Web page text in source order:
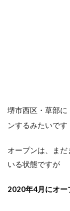
堺市西区・草部
ンするみたいです
オープンは、ま
いる状態ですが
2020年4月にオー